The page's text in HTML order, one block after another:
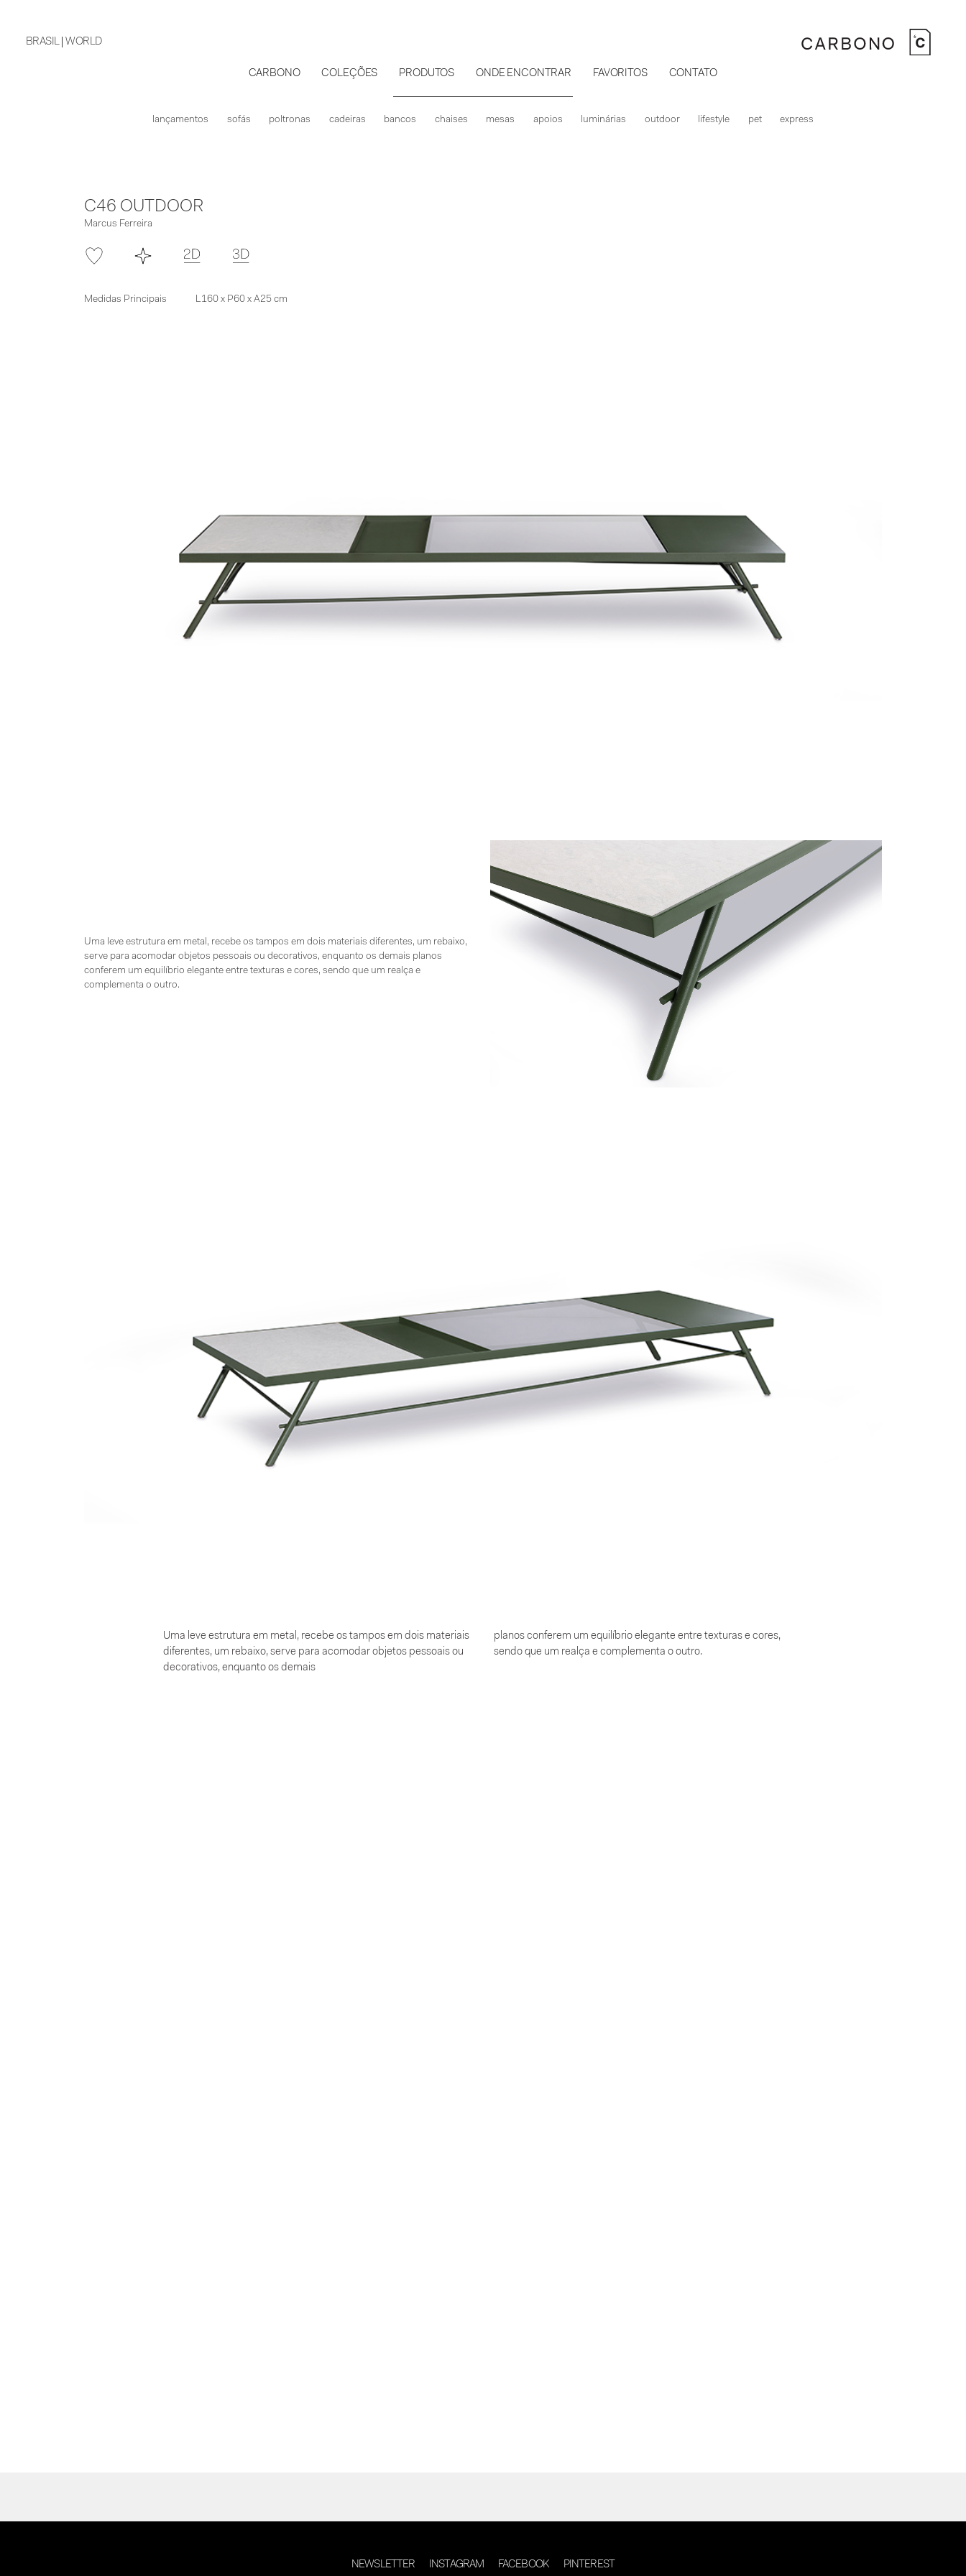
BRASIL WORLD
CARBONO COLEÇÕES PRODUTOS ONDE ENCONTRAR FAVORITOS CONTATO
lançamentos sofás poltronas cadeiras bancos chaises mesas apoios luminárias outdoor lifestyle pet express
C46 OUTDOOR
Marcus Ferreira
Medidas Principais L160 x P60 x A25 cm
Uma leve estrutura em metal, recebe os tampos em dois materiais diferentes, um rebaixo,
serve para acomodar objetos pessoais ou decorativos, enquanto os demais planos
conferem um equilíbrio elegante entre texturas e cores, sendo que um realça e
complementa o outro.
Uma leve estrutura em metal, recebe os tampos em dois materiais
diferentes, um rebaixo, serve para acomodar objetos pessoais ou
decorativos, enquanto os demais
planos conferem um equilíbrio elegante entre texturas e cores,
sendo que um realça e complementa o outro.
NEWSLETTER INSTAGRAM FACEBOOK PINTEREST